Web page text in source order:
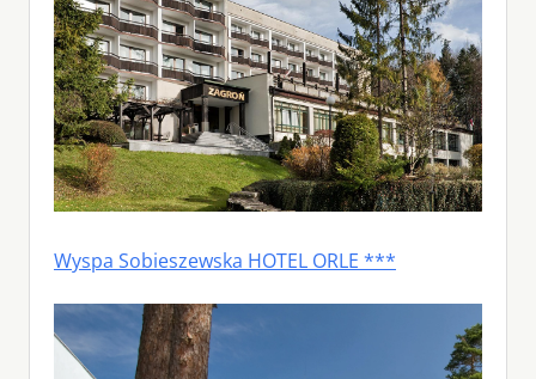
Wyspa Sobieszewska HOTEL ORLE ***